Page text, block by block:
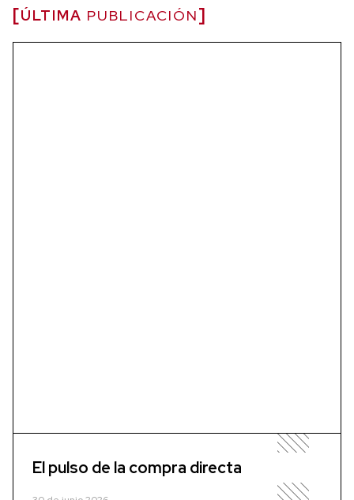
ÚLTIMA PUBLICACIÓN
El pulso de la compra directa